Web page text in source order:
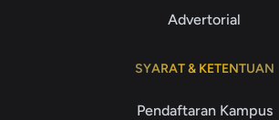
Advertorial
SYARAT & KETENTUAN
Pendaftaran Kampus